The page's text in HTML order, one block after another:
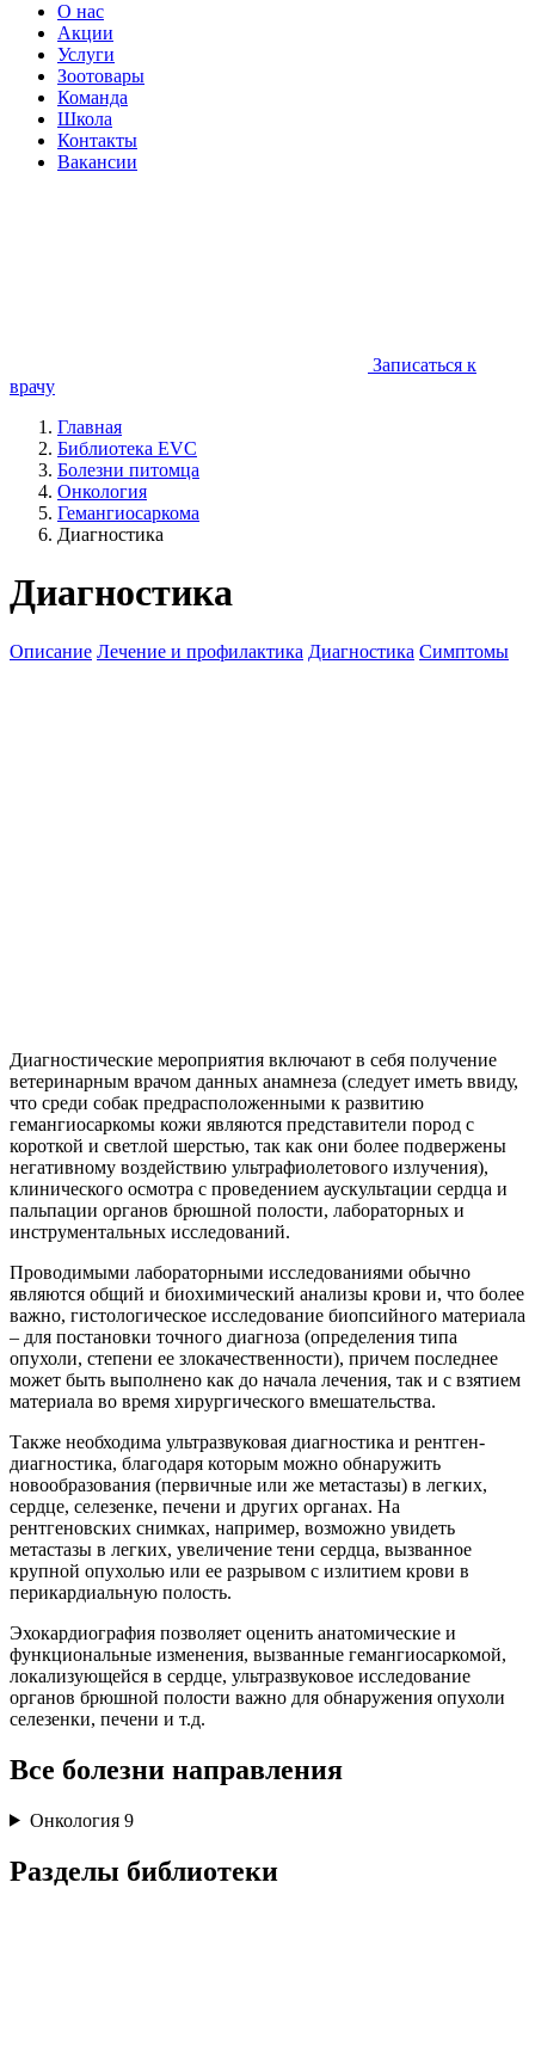
О нас
Акции
Услуги
Зоотовары
Команда
Школа
Контакты
Вакансии
Записаться к
врачу
Главная
Библиотека EVC
Болезни питомца
Онкология
Гемангиосаркома
Диагностика
Диагностика
Описание Лечение и профилактика Диагностика Симптомы
Диагностические мероприятия включают в себя получение
ветеринарным врачом данных анамнеза (следует иметь ввиду,
что среди собак предрасположенными к развитию
гемангиосаркомы кожи являются представители пород с
короткой и светлой шерстью, так как они более подвержены
негативному воздействию ультрафиолетового излучения),
клинического осмотра с проведением аускультации сердца и
пальпации органов брюшной полости, лабораторных и
инструментальных исследований.
Проводимыми лабораторными исследованиями обычно
являются общий и биохимический анализы крови и, что более
важно, гистологическое исследование биопсийного материала
– для постановки точного диагноза (определения типа
опухоли, степени ее злокачественности), причем последнее
может быть выполнено как до начала лечения, так и с взятием
материала во время хирургического вмешательства.
Также необходима ультразвуковая диагностика и рентген-
диагностика, благодаря которым можно обнаружить
новообразования (первичные или же метастазы) в легких,
сердце, селезенке, печени и других органах. На
рентгеновских снимках, например, возможно увидеть
метастазы в легких, увеличение тени сердца, вызванное
крупной опухолью или ее разрывом с излитием крови в
перикардиальную полость.
Эхокардиография позволяет оценить анатомические и
функциональные изменения, вызванные гемангиосаркомой,
локализующейся в сердце, ультразвуковое исследование
органов брюшной полости важно для обнаружения опухоли
селезенки, печени и т.д.
Все болезни направления
Онкология 9
Разделы библиотеки